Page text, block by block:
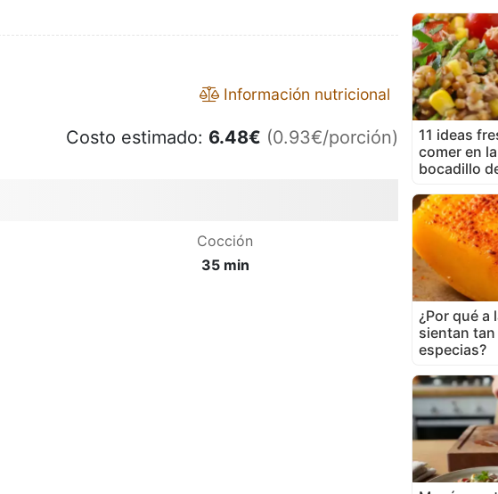
Información nutricional
Costo estimado: 6.48€ (0.93€/porción)
Cocción
35 min
11 ideas
comer en
bocadillo
¿Por qué a
sientan tan
especias?